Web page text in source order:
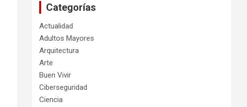
Categorías
Actualidad
Adultos Mayores
Arquitectura
Arte
Buen Vivir
Ciberseguridad
Ciencia